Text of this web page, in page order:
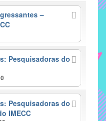
–
Pesquisadoras do
Pesquisadoras do
IMECC